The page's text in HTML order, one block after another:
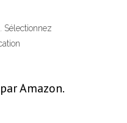
Sélectionnez
Amazon.